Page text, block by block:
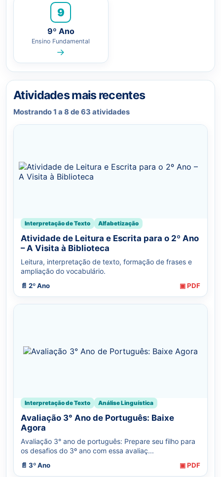
9
9º Ano
Ensino Fundamental
→
Atividades mais recentes
Mostrando 1 a 8 de 63 atividades
Interpretação de Texto Alfabetização
Atividade de Leitura e Escrita para o 2º Ano
– A Visita à Biblioteca
Leitura, interpretação de texto, formação de frases e
ampliação do vocabulário.
📄 2º Ano ▣ PDF
Interpretação de Texto Análise Linguística
Avaliação 3° Ano de Português: Baixe
Agora
Avaliação 3° ano de português: Prepare seu filho para
os desafios do 3º ano com essa avaliaç...
📄 3º Ano ▣ PDF